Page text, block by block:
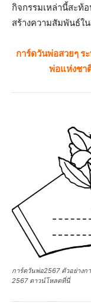
กิจกรรมเหล่านี้สะท้
สร้างความสัมพันธ์ใ
การ์ดวันพ่อสวยๆ ร
พ่อแห่งชา
การ์ดวันพ่อ2567 ตัวอย่างก
2567 ดาวน์โหลดที่นี่